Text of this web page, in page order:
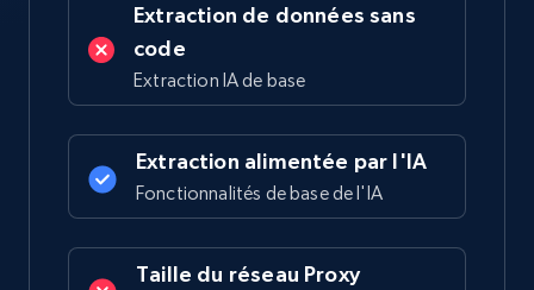
Extraction de données sans
code
Extraction IA de base
Extraction alimentée par l'IA
Fonctionnalités de base de l'IA
Taille du réseau Proxy